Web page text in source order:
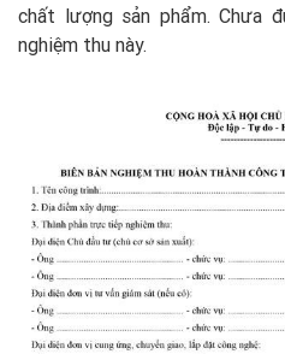
chất lượng sản phẩm. Chưa
nghiệm thu này.